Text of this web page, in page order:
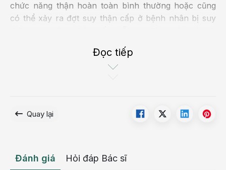
chức năng thận hoàn toàn bình thường hoặc cũng
có thể xảy ra đợt suy thận cấp ở bệnh nhân bị suy
nhân có thể hồi phục chức năng thận hoàn toàn.
Dấu hiệu bệnh suy thận cấp
trò quan trọng, ảnh hưởng trực tiếp đến kết quả điều
Giai đoạn khởi đầu
Đọc tiếp
Quay lại
Đánh giá Hỏi đáp Bác sĩ